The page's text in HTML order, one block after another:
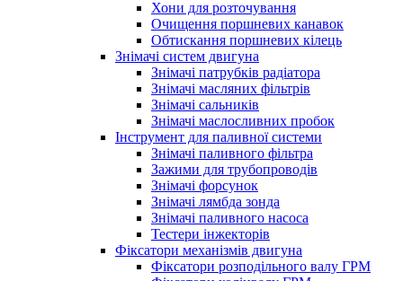
Хони для розточування
Очищення поршневих канавок
Обтискання поршневих кілець
Знімачі систем двигуна
Знімачі патрубків радіатора
Знімачі масляних фільтрів
Знімачі сальників
Знімачі маслосливних пробок
Інструмент для паливної системи
Знімачі паливного фільтра
Зажими для трубопроводів
Знімачі форсунок
Знімачі лямбда зонда
Знімачі паливного насоса
Тестери інжекторів
Фіксатори механізмів двигуна
Фіксатори розподільного валу ГРМ